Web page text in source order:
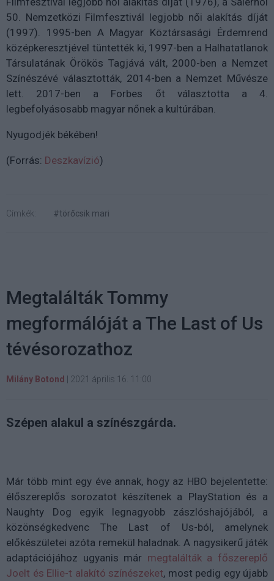
50. Nemzetközi Filmfesztivál legjobb női alakítás díját
(1997). 1995-ben A Magyar Köztársasági Érdemrend
középkeresztjével tüntették ki, 1997-ben a Halhatatlanok
Társulatának Örökös Tagjává vált, 2000-ben a Nemzet
Színészévé választották, 2014-ben a Nemzet Művésze
lett. 2017-ben a Forbes őt választotta a 4.
legbefolyásosabb magyar nőnek a kultúrában.
Nyugodjék békében!
(Forrás: Deszkavízió)
Címkék: #törőcsik mari
Megtalálták Tommy
megformálóját a The Last of Us
tévésorozathoz
Milány Botond 2021 április 16. 11:00
Szépen alakul a színészgárda.
Már több mint egy éve annak, hogy az HBO bejelentette:
élőszereplős sorozatot készítenek a PlayStation és a
Naughty Dog egyik legnagyobb zászlóshajójából, a
közönségkedvenc The Last of Us-ból, amelynek
előkészületei azóta remekül haladnak. A nagysikerű játék
adaptációjához ugyanis már megtalálták a főszereplő
Joelt és Ellie-t alakító színészeket, most pedig egy újabb